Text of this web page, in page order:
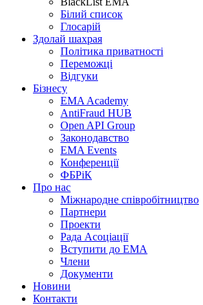
Білий список
Глосарій
Здолай шахрая
Політика приватності
Переможцi
Відгуки
Бізнесу
EMA Academy
AntiFraud HUB
Open API Group
Законодавство
EMA Events
Конференції
ФБРіК
Про нас
Міжнародне співробітництво
Партнери
Проекти
Рада Асоціації
Вступити до ЕМА
Члени
Документи
Новини
Контакти